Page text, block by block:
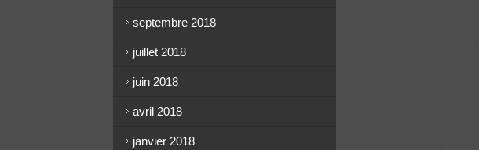
septembre 2018
juillet 2018
juin 2018
avril 2018
janvier 2018